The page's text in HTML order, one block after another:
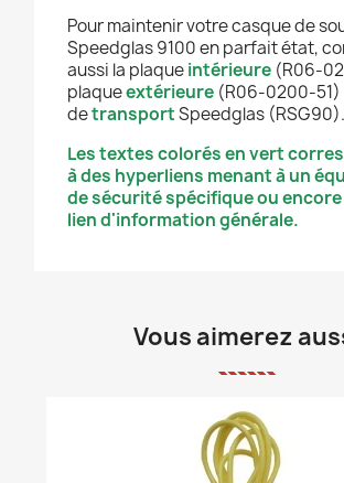
Pour maintenir votre casque de
Speedglas 9100 en parfait état,
aussi la plaqueintérieure (R06-
plaqueextérieure (R06-0200-51)
detransportSpeedglas (RSG90).
Les textes colorés en vert
à des hyperliens menant à un
de sécurité spécifique ou
lien d'information générale.
Vous aimerez